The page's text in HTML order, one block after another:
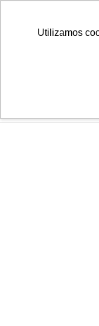
Utilizamos